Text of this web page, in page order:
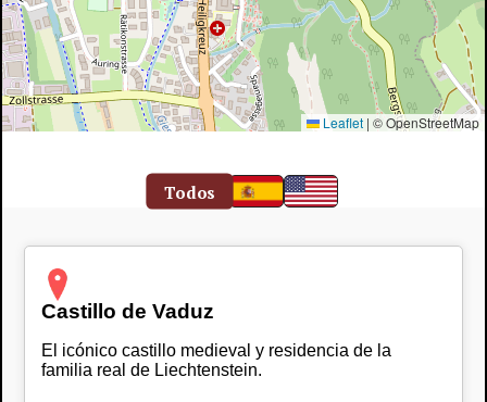
Leaflet | © OpenStreetMap
Todos
Castillo de Vaduz
El icónico castillo medieval y residencia de la
familia real de Liechtenstein.